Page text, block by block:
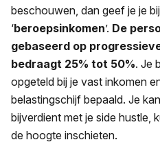
beschouwen, dan geef je je
‘beroepsinkomen’. De
gebaseerd op
bedraagt 25% tot 50%. Je
opgeteld bij je vast inkomen
belastingschijf bepaald. Je
bijverdient met je side hustle,
de hoogte inschieten.